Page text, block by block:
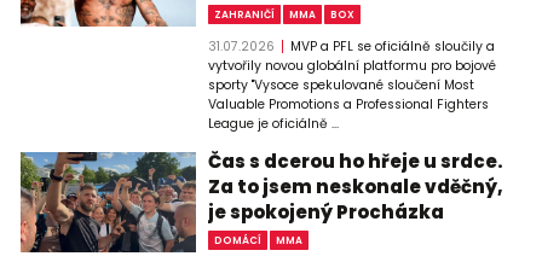
ZAHRANIČÍ MMA BOX
31.07.2026
MVP a PFL se oficiálně sloučily a
vytvořily novou globální platformu pro bojové
sporty "Vysoce spekulované sloučení Most
Valuable Promotions a Professional Fighters
League je oficiálně ...
Čas s dcerou ho hřeje u srdce.
Za to jsem neskonale vděčný,
je spokojený Procházka
DOMÁCÍ MMA